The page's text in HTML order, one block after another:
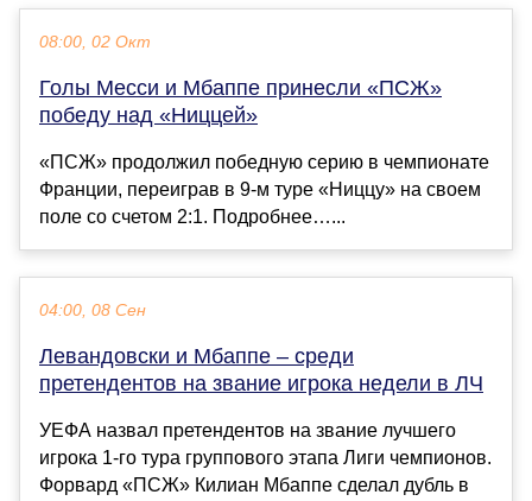
08:00, 02 Окт
Голы Месси и Мбаппе принесли «ПСЖ»
победу над «Ниццей»
«ПСЖ» продолжил победную серию в чемпионате
Франции, переиграв в 9‑м туре «Ниццу» на своем
поле со счетом 2:1. Подробнее…...
04:00, 08 Сен
Левандовски и Мбаппе – среди
претендентов на звание игрока недели в ЛЧ
УЕФА назвал претендентов на звание лучшего
игрока 1-го тура группового этапа Лиги чемпионов.
Форвард «ПСЖ» Килиан Мбаппе сделал дубль в